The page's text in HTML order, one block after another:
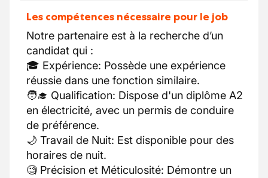
Les compétences nécessaire pour le job
Notre partenaire est à la recherche d’un
candidat qui :
🎓 Expérience: Possède une expérience
réussie dans une fonction similaire.
🧑‍🎓 Qualification: Dispose d'un diplôme A2
en électricité, avec un permis de conduire
de préférence.
🌙 Travail de Nuit: Est disponible pour des
horaires de nuit.
🧐 Précision et Méticulosité: Démontre un